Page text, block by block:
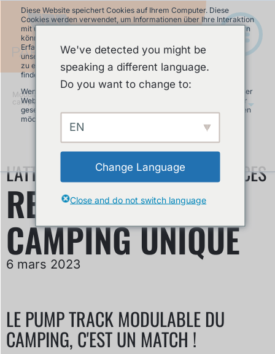
Diese Website speichert Cookies auf Ihrem Computer. Diese
Cookies werden verwendet, um Informationen über Ihre Interaktion
mit unserer Website zu erfassen und damit wir uns an Sie erinnern
können. Wir nutzen diese Informationen, um Ihre Website-
Erfahrung zu optimieren und um Analysen und Kennzahlen über
unsere Besucher auf dieser Website und anderen Medien-Seiten
zu erstellen. Mehr Infos über die von uns eingesetzten Cookies
finden Sie in unserer Datenschutzrichtlinie.
Wenn Sie ablehnen, werden Ihre Informationen beim Besuch dieser
Website nicht erfasst. Ein einzelnes Cookie wird in Ihrem Browser
gesetzt, um daran zu erinnern, dass Sie nicht nachverfolgt werden
möchten.
Modular Pumptrack
camping unique
L'ATTRACTION FAMILIALE EN VACANCES
RENDEZ VOTRE
CAMPING UNIQUE
6 mars 2023
LE PUMP TRACK MODULABLE DU
CAMPING, C'EST UN MATCH !
We've detected you might be
speaking a different language.
Do you want to change to:
EN
Change Language
Close and do not switch language